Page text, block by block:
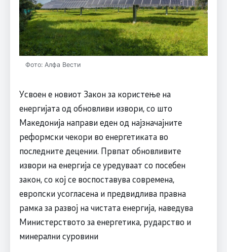
Фото: Алфа Вести
Усвоен е новиот Закон за користење на
енергијата од обновливи извори, со што
Македонија направи еден од најзначајните
реформски чекори во енергетиката во
последните децении. Првпат обновливите
извори на енергија се уредуваат со посебен
закон, со кој се воспоставува современа,
европски усогласена и предвидлива правна
рамка за развој на чистата енергија, наведува
Министерството за енергетика, рударство и
минерални суровини